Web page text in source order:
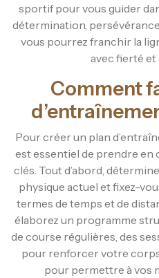
sportif pour vous guider
détermination,
vous pourrez franchir la
avec fierté et
Comment
Pour créer un plan
est essentiel de prendre
clés. Tout d’abord,
physique actuel et fixez-
termes de temps et de
élaborez un programme
de course régulières, des
pour renforcer votre
pour permettre à vos